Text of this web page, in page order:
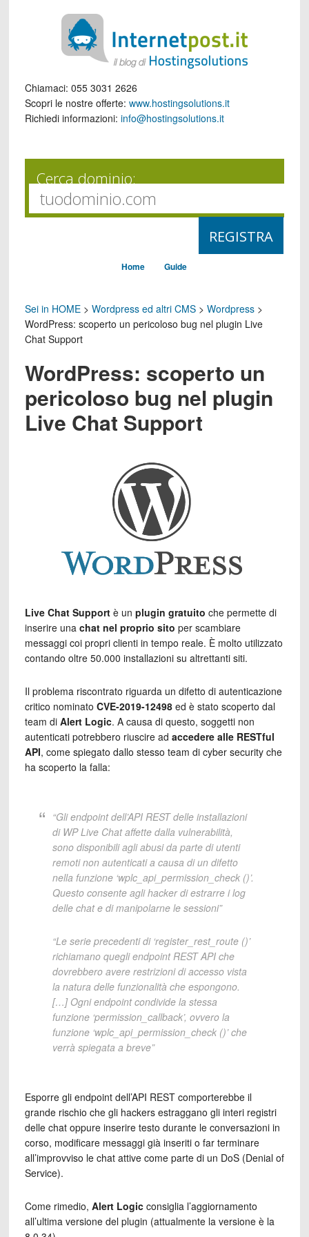
Chiamaci: 055 3031 2626
Scopri le nostre offerte: www.hostingsolutions.it
Richiedi informazioni: info@hostingsolutions.it
Cerca dominio:
Home Guide
Sei in HOME> Wordpress ed altri CMS> Wordpress>
WordPress: scoperto un pericoloso bug nel plugin Live
Chat Support
WordPress: scoperto un
pericoloso bug nel plugin
Live Chat Support
Live Chat Supportè un plugin gratuito che permette di
inserire una chat nel proprio sito per scambiare
messaggi coi propri clienti in tempo reale. È molto utilizzato
contando oltre 50.000 installazioni su altrettanti siti.
Il problema riscontrato riguarda un difetto di autenticazione
critico nominato CVE-2019-12498ed è stato scoperto dal
team di Alert Logic. A causa di questo, soggetti non
autenticati potrebbero riuscire ad accedere alle RESTful
API, come spiegato dallo stesso team di cyber security che
ha scoperto la falla:
“Gli endpoint dell’API REST delle installazioni
di WP Live Chat affette dalla vulnerabilità,
sono disponibili agli abusi da parte di utenti
remoti non autenticati a causa di un difetto
nella funzione ‘wplc_api_permission_check ()’.
Questo consente agli hacker di estrarre i log
delle chat e di manipolarne le sessioni”
“Le serie precedenti di ‘register_rest_route ()’
richiamano quegli endpoint REST API che
dovrebbero avere restrizioni di accesso vista
la natura delle funzionalità che espongono.
[…] Ogni endpoint condivide la stessa
funzione ‘permission_callback’, ovvero la
funzione ‘wplc_api_permission_check ()’ che
verrà spiegata a breve”
Esporre gli endpoint dell’API REST comporterebbe il
grande rischio che gli hackers estraggano gli interi registri
delle chat oppure inserire testo durante le conversazioni in
corso, modificare messaggi già inseriti o far terminare
all’improvviso le chat attive come parte di un DoS (Denial of
Service).
Come rimedio, Alert Logicconsiglia l’aggiornamento
all’ultima versione del plugin (attualmente la versione è la